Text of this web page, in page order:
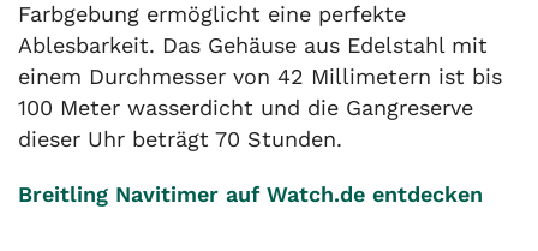
Farbgebung ermöglicht eine perfekte
Ablesbarkeit. Das Gehäuse aus Edelstahl mit
einem Durchmesser von 42 Millimetern ist bis
100 Meter wasserdicht und die Gangreserve
dieser Uhr beträgt 70 Stunden.
Breitling Navitimer auf Watch.de entdecken